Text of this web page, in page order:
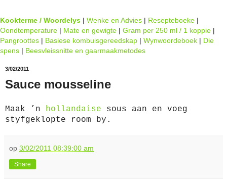
Kookterme / Woordelys | Wenke en Advies | Resepteboeke |
Oondtemperature | Mate en gewigte | Gram per 250 ml / 1 koppie |
Pangroottes | Basiese kombuisgereedskap | Wynwoordeboek | Die
spens | Beesvleissnitte en gaarmaakmetodes
3/02/2011
Sauce mousseline
Maak ’n hollandaise sous aan en voeg
styfgeklopte room by.
op 3/02/2011 08:39:00 am
Share